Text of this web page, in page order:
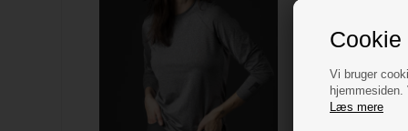
Cookie
Vi bruger
Læs mere